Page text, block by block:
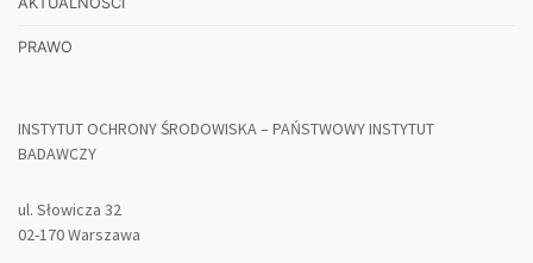
PRAWO
INSTYTUT OCHRONY ŚRODOWISKA – PAŃSTWOWY INSTYTUT
BADAWCZY
ul. Słowicza 32
02-170 Warszawa